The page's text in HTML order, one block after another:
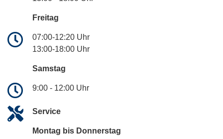
Freitag
07:00-12:20 Uhr
13:00-18:00 Uhr
Samstag
9:00 - 12:00 Uhr
Service
Montag bis Donnerstag